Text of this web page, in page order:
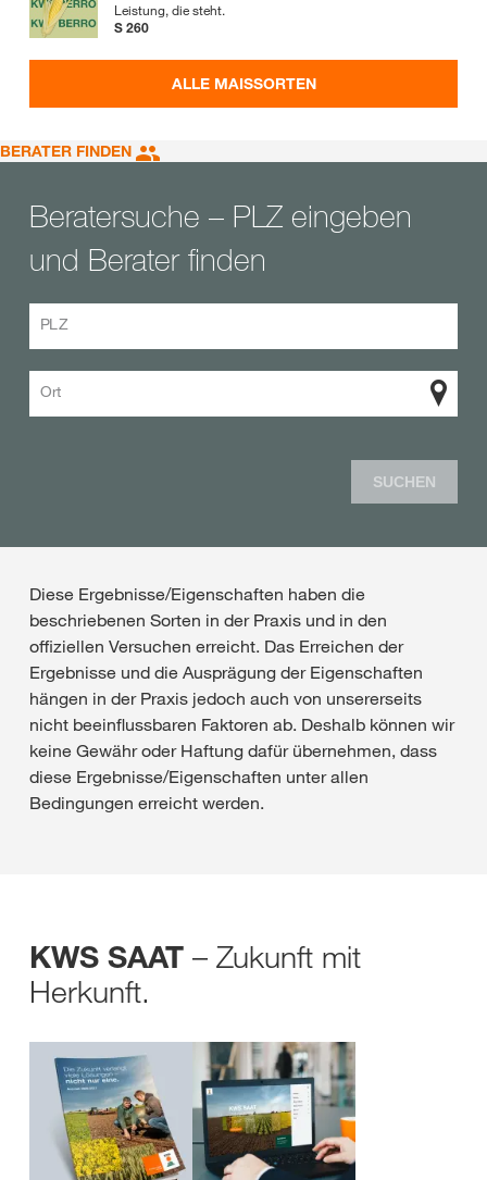
Leistung, die steht.
S 260
ALLE MAISSORTEN
BERATER FINDEN
Beratersuche – PLZ eingeben
und Berater finden
PLZ
Ort
SUCHEN
Diese Ergebnisse/Eigenschaften haben die
beschriebenen Sorten in der Praxis und in den
offiziellen Versuchen erreicht. Das Erreichen der
Ergebnisse und die Ausprägung der Eigenschaften
hängen in der Praxis jedoch auch von unsererseits
nicht beeinflussbaren Faktoren ab. Deshalb können wir
keine Gewähr oder Haftung dafür übernehmen, dass
diese Ergebnisse/Eigenschaften unter allen
Bedingungen erreicht werden.
KWS SAAT – Zukunft mit
Herkunft.